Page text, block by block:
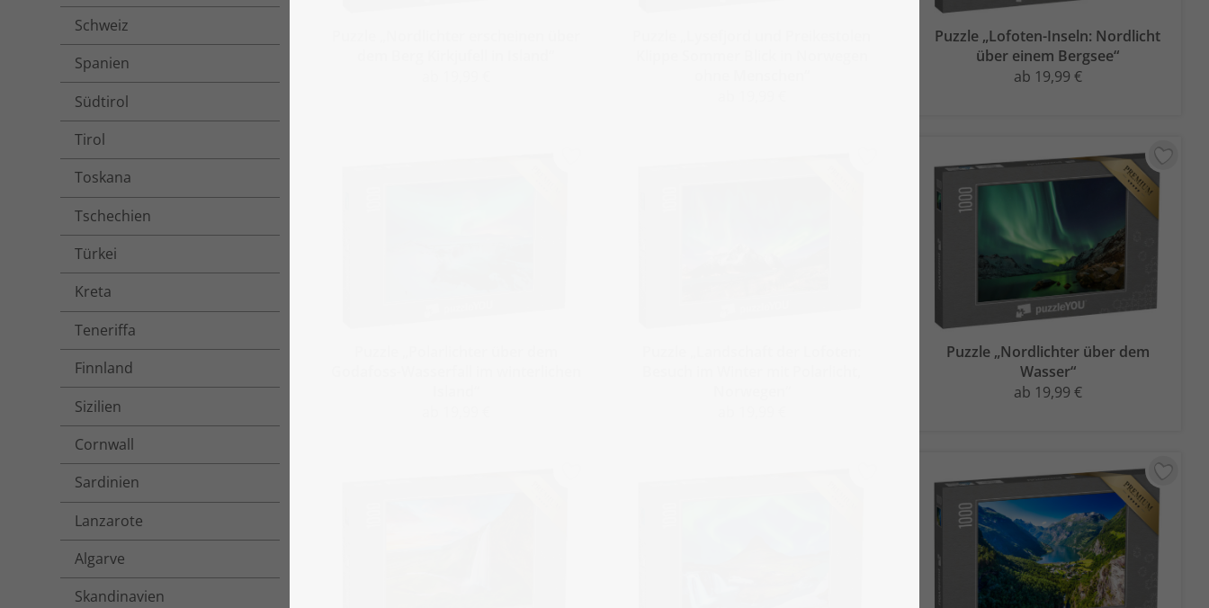
Schweiz
Spanien
Südtirol
Tirol
Toskana
Tschechien
Türkei
Kreta
Teneriffa
Finnland
Sizilien
Cornwall
Sardinien
Lanzarote
Algarve
Skandinavien
Puzzle „Lofoten-Inseln: Nordlicht
über einem Bergsee“
ab 19,99 €
Puzzle „Nordlichter über dem
Wasser“
ab 19,99 €